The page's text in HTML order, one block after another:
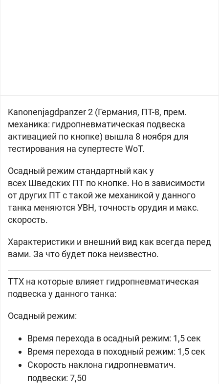
Kanonenjagdpanzer 2 (Германия, ПТ-8, прем.
механика: гидропневматическая подвеска
активацией по кнопке) вышла 8 ноября для
тестирования на супертесте WoT.
Осадный режим стандартный как у
всех Шведских ПТ по кнопке. Но в зависимости
от других ПТ с такой же механикой у данного
танка меняются УВН, точность орудия и макс.
скорость.
Характеристики и внешний вид как всегда перед
вами. За что будет пока неизвестно.
ТТХ на которые влияет гидропневматическая
подвеска у данного танка:
Осадный режим:
Время перехода в осадный режим: 1,5 сек
Время перехода в походный режим: 1,5 сек
Скорость наклона гидропневматич.
подвески: 7,50